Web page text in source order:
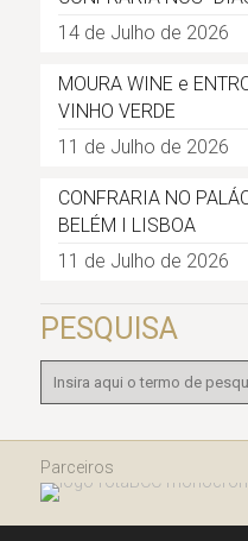
14 de Julho de 2026
MOURA WINE e
VINHO VERDE
11 de Julho de 2026
CONFRARIA NO
BELÉM I LISBOA
11 de Julho de 2026
PESQUISA
Parceiros